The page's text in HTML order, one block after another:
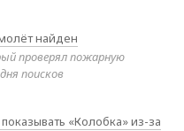
найден
проверял пожарную
поисков
«Колобка» из-за